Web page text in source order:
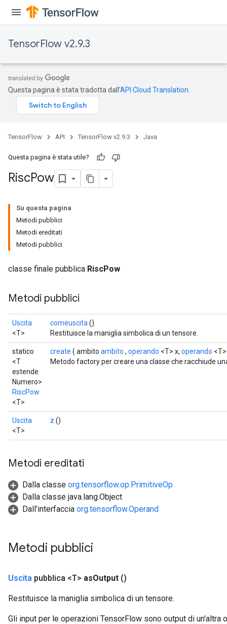
TensorFlow v2.9.3
Questa pagina è stata tradotta dall'API Cloud Translation
TensorFlow API TensorFlow v2.9.3 Java
Questa pagina è stata utile?
RiscPow
Su questa pagina
Metodi pubblici
Metodi ereditati
Metodi pubblici
classe finale pubblica RiscPow
Metodi pubblici
Uscita
<T>
comeuscita ()
Restituisce la maniglia simbolica di un tensore.
statico
<T
estende
Numero>
RiscPow
<T>
create ( ambito ambito , operando <T> x, operando
Metodo factory per creare una classe che racchiude
Uscita
<T>
z ()
Metodi ereditati
Dalla classe org.tensorflow.op.PrimitiveOp
Dalla classe java.lang.Object
Dall'interfaccia org.tensorflow.Operand
Metodi pubblici
Uscita pubblica <T> asOutput ()
Restituisce la maniglia simbolica di un tensore.
Gli input per le operazioni TensorFlow sono output di un'altra